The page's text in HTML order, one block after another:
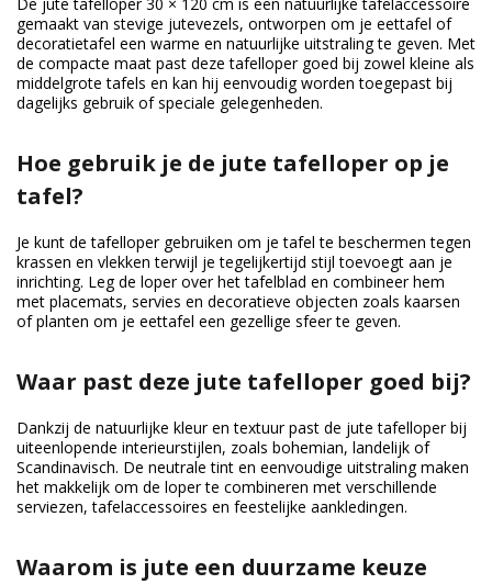
gemaakt van stevige jutevezels, ontworpen om je eettafel of
decoratietafel een warme en natuurlijke uitstraling te geven. Met
de compacte maat past deze tafelloper goed bij zowel kleine als
middelgrote tafels en kan hij eenvoudig worden toegepast bij
dagelijks gebruik of speciale gelegenheden.
Hoe gebruik je de jute tafelloper op je
tafel?
Je kunt de tafelloper gebruiken om je tafel te beschermen tegen
krassen en vlekken terwijl je tegelijkertijd stijl toevoegt aan je
inrichting. Leg de loper over het tafelblad en combineer hem
met placemats, servies en decoratieve objecten zoals kaarsen
of planten om je eettafel een gezellige sfeer te geven.
Waar past deze jute tafelloper goed bij?
Dankzij de natuurlijke kleur en textuur past de jute tafelloper bij
uiteenlopende interieurstijlen, zoals bohemian, landelijk of
Scandinavisch. De neutrale tint en eenvoudige uitstraling maken
het makkelijk om de loper te combineren met verschillende
serviezen, tafelaccessoires en feestelijke aankledingen.
Waarom is jute een duurzame keuze